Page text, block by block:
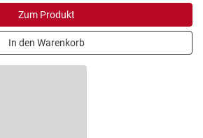
Zum Produkt
In den Warenkorb